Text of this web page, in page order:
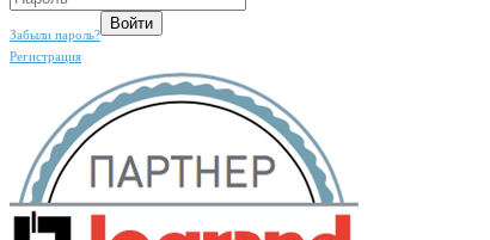
Забыли пароль?
Регистрация